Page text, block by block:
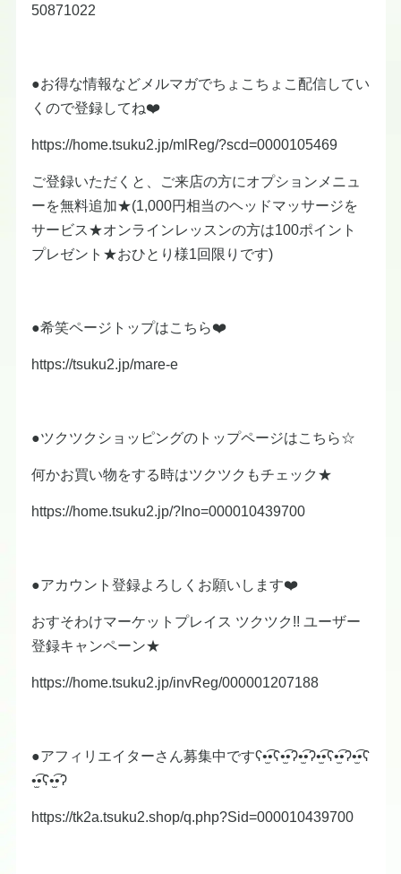
50871022
●お得な情報などメルマガでちょこちょこ配信してい
くので登録してね❤️
https://home.tsuku2.jp/mlReg/?scd=0000105469
ご登録いただくと、ご来店の方にオプションメニュ
ーを無料追加★(1,000円相当のヘッドマッサージを
サービス★オンラインレッスンの方は100ポイント
プレゼント★おひとり様1回限りです)
●希笑ページトップはこちら❤️
https://tsuku2.jp/mare-e
●ツクツクショッピングのトップページはこちら☆
何かお買い物をする時はツクツクもチェック★
https://home.tsuku2.jp/?Ino=000010439700
●アカウント登録よろしくお願いします❤️
おすそわけマーケットプレイス ツクツク!! ユーザー
登録キャンペーン★
https://home.tsuku2.jp/invReg/000001207188
●アフィリエイターさん募集中ですʕ•̫͡•ʕ•̫͡•ʔ•̫͡•ʔ•̫͡•ʕ•̫͡•ʔ•̫͡•ʕ
•̫͡•ʕ•̫͡•ʔ
https://tk2a.tsuku2.shop/q.php?Sid=000010439700